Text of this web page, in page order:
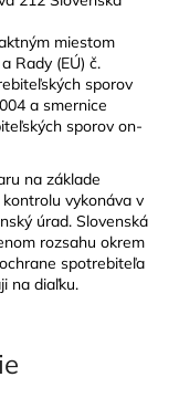
miestom
Rady (EÚ) č.
sporov
a smernice
sporov on-
na základe
vykonáva v
úrad. Slovenská
rozsahu okrem
spotrebiteľa
na diaľku.